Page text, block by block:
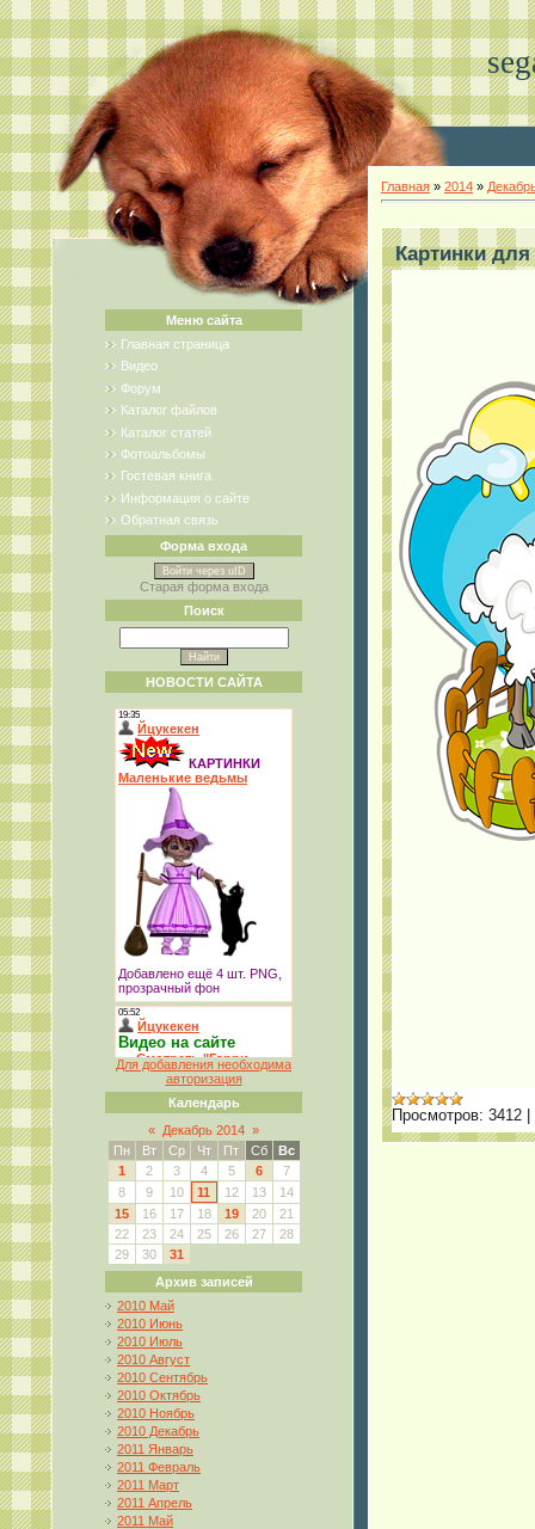
Меню сайта
Главная страница
Видео
Форум
Каталог файлов
Каталог статей
Фотоальбомы
Гостевая книга
Информация о сайте
Обратная связь
Форма входа
Войти через uID
Старая форма входа
Поиск
НОВОСТИ САЙТА
Для добавления необходима
авторизация
Календарь
« Декабрь 2014 »
Пн
Вт Ср Чт Пт Сб
Вс
1
2 3 4 5 6
7
8
9 10 11 12 13
14
15
16 17 18 19 20
21
22
23 24 25 26 27
28
29
30
31
Архив записей
2010 Май
2010 Июнь
2010 Июль
2010 Август
2010 Сентябрь
2010 Октябрь
2010 Ноябрь
2010 Декабрь
2011 Январь
2011 Февраль
2011 Март
2011 Апрель
2011 Май
Главная » 2014 »
Картинки
Просмотров: 3412